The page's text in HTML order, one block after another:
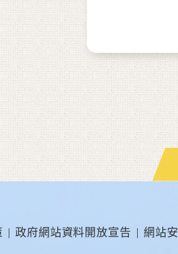
政府網站資料開放宣告 網站